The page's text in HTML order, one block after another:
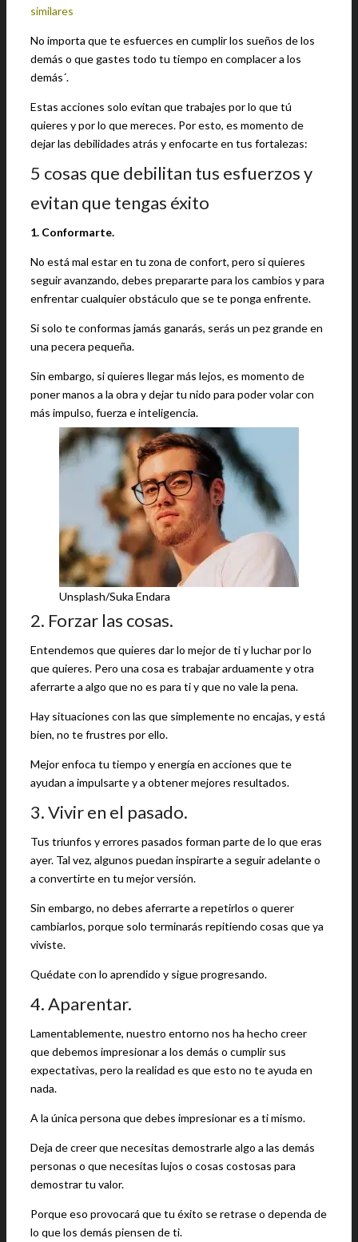
similares
No importa que te esfuerces en cumplir los sueños de los
demás o que gastes todo tu tiempo en complacer a los
demás´.
Estas acciones solo evitan que trabajes por lo que tú
quieres y por lo que mereces. Por esto, es momento de
dejar las debilidades atrás y enfocarte en tus fortalezas:
5 cosas que debilitan tus esfuerzos y
evitan que tengas éxito
1. Conformarte.
No está mal estar en tu zona de confort, pero si quieres
seguir avanzando, debes prepararte para los cambios y para
enfrentar cualquier obstáculo que se te ponga enfrente.
Si solo te conformas jamás ganarás, serás un pez grande en
una pecera pequeña.
Sin embargo, si quieres llegar más lejos, es momento de
poner manos a la obra y dejar tu nido para poder volar con
más impulso, fuerza e inteligencia.
Unsplash/Suka Endara
2. Forzar las cosas.
Entendemos que quieres dar lo mejor de ti y luchar por lo
que quieres. Pero una cosa es trabajar arduamente y otra
aferrarte a algo que no es para ti y que no vale la pena.
Hay situaciones con las que simplemente no encajas, y está
bien, no te frustres por ello.
Mejor enfoca tu tiempo y energía en acciones que te
ayudan a impulsarte y a obtener mejores resultados.
3. Vivir en el pasado.
Tus triunfos y errores pasados forman parte de lo que eras
ayer. Tal vez, algunos puedan inspirarte a seguir adelante o
a convertirte en tu mejor versión.
Sin embargo, no debes aferrarte a repetirlos o querer
cambiarlos, porque solo terminarás repitiendo cosas que ya
viviste.
Quédate con lo aprendido y sigue progresando.
4. Aparentar.
Lamentablemente, nuestro entorno nos ha hecho creer
que debemos impresionar a los demás o cumplir sus
expectativas, pero la realidad es que esto no te ayuda en
nada.
A la única persona que debes impresionar es a ti mismo.
Deja de creer que necesitas demostrarle algo a las demás
personas o que necesitas lujos o cosas costosas para
demostrar tu valor.
Porque eso provocará que tu éxito se retrase o dependa de
lo que los demás piensen de ti.